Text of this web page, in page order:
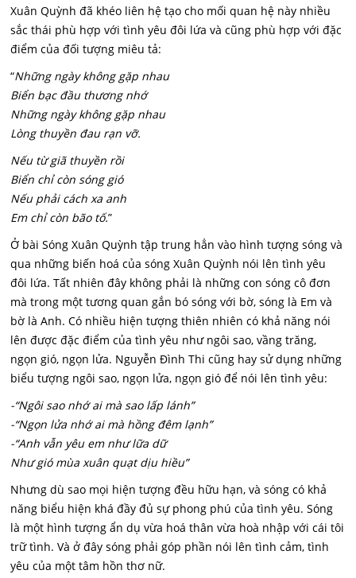
Xuân Quỳnh đã khéo liên hệ tạo cho mối quan hệ này nhiều
sắc thái phù hợp với tình yêu đôi lứa và cũng phù hợp với đặc
điểm của đối tượng miêu tả:
“Những ngày không gặp nhau
Biển bạc đầu thương nhớ
Những ngày không gặp nhau
Lòng thuyền đau rạn vỡ.
Nếu từ giã thuyền rồi
Biển chỉ còn sóng gió
Nếu phải cách xa anh
Em chỉ còn bão tố.”
Ở bài Sóng Xuân Quỳnh tập trung hẳn vào hình tượng sóng và
qua những biến hoá của sóng Xuân Quỳnh nói lên tình yêu
đôi lứa. Tất nhiên đây không phải là những con sóng cô đơn
mà trong một tương quan gắn bó sóng với bờ, sóng là Em và
bờ là Anh. Có nhiều hiện tượng thiên nhiên có khả năng nói
lên được đặc điểm của tình yêu như ngôi sao, vầng trăng,
ngọn gió, ngọn lửa. Nguyễn Đình Thi cũng hay sử dụng những
biểu tượng ngôi sao, ngọn lửa, ngọn gió để nói lên tình yêu:
-“Ngôi sao nhớ ai mà sao lấp lánh”
-“Ngọn lửa nhớ ai mà hồng đêm lạnh”
-“Anh vẫn yêu em như lữa dữ
Như gió mùa xuân quạt dịu hiều”
Nhưng dù sao mọi hiện tượng đều hữu hạn, và sóng có khả
năng biểu hiện khá đầy đủ sự phong phú của tình yêu. Sóng
là một hình tượng ẩn dụ vừa hoá thân vừa hoà nhập với cái tôi
trữ tình. Và ở đây sóng phải góp phần nói lên tình cảm, tình
yêu của một tâm hồn thơ nữ.